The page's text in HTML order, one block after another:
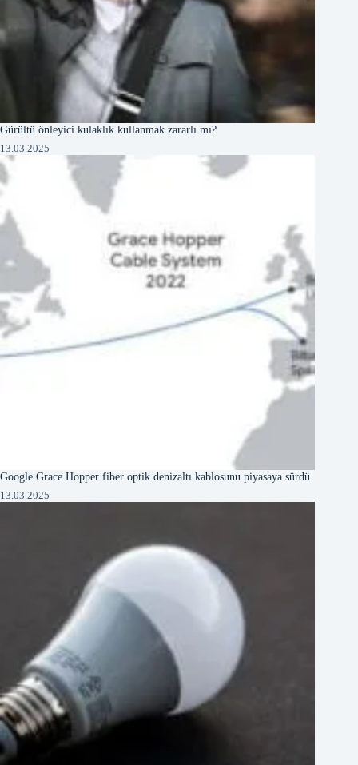
Gürültü önleyici kulaklık kullanmak zararlı mı?
13.03.2025
Google Grace Hopper fiber optik denizaltı kablosunu piyasaya sürdü
13.03.2025